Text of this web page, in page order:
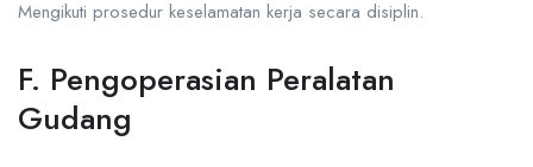
Mengikuti prosedur keselamatan kerja secara disiplin.
F. Pengoperasian Peralatan
Gudang